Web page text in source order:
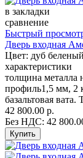
в закладки
сравнение
Быстрый
Дверь входная
Цвет: дуб
характеристики
толщина металла
профиль1,5 мм, 2
базальтовая
42 800.00 р.
Без НДС: 42